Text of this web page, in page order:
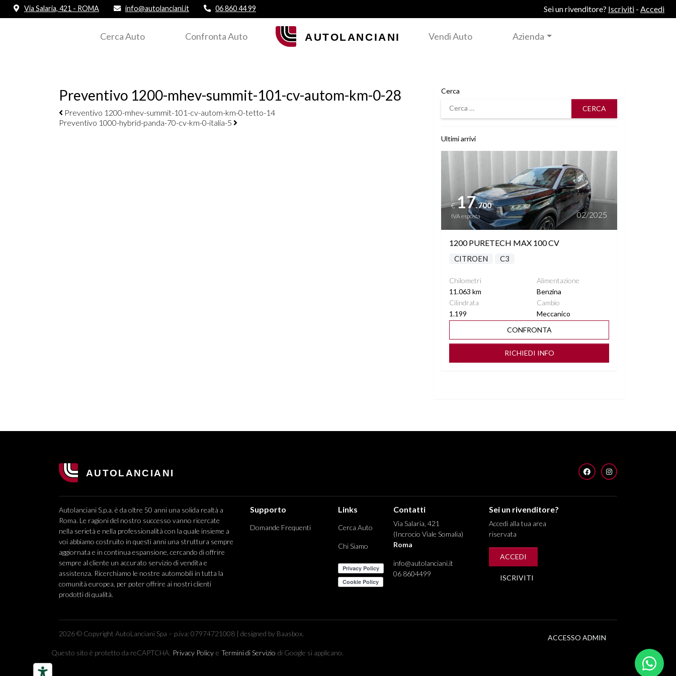
Via Salaria, 421 - ROMA info@autolanciani.it 06 860 44 99 Sei un rivenditore? Iscriviti - Accedi
Cerca Auto Confronta Auto Vendi Auto Azienda
Preventivo 1200-mhev-summit-101-cv-autom-km-0-28
Navigazione elementi
Preventivo 1200-mhev-summit-101-cv-autom-km-0-tetto-14
Preventivo 1000-hybrid-panda-70-cv-km-0-italia-5
Cerca
Cerca
Ultimi arrivi
Vedi dettagli
€17.700
IVA esposta 02/2025
1200 PURETECH MAX 100 CV
CITROEN C3
Chilometri
11.063 km
Alimentazione
Benzina
Cilindrata
1.199
Cambio
Meccanico
CONFRONTA
RICHIEDI INFO
FACEBOOKINSTAGRAM
Autolanciani S.p.a. è da oltre 50 anni una solida realtà a
Roma. Le ragioni del nostro successo vanno ricercate
nella serietà e nella professionalità con la quale insieme a
voi abbiamo costruito in questi anni una struttura sempre
aggiornata e in continua espansione, cercando di offrire
sempre al cliente un accurato servizio di vendita e
assistenza. Ricerchiamo le nostre automobili in tutta la
comunità europea, per poter offrire ai nostri clienti
prodotti di qualità.
Supporto
Domande Frequenti
Links
Cerca Auto
Chi Siamo
Contatti
Via Salaria, 421
(Incrocio Viale Somalia)
Roma
info@autolanciani.it
06 8604499
Sei un rivenditore?
Accedi alla tua area
riservata
ACCEDI
ISCRIVITI
2026 © Copyright AutoLanciani Spa – p.iva: 07974721008 | designed by Baasbox.
ACCESSO ADMIN
Questo sito è protetto da reCAPTCHA. Privacy Policy e Termini di Servizio di Google si applicano.